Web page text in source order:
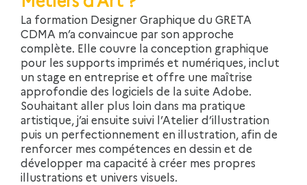
La formation Designer Graphique du GRETA
CDMA m’a convaincue par son approche
complète. Elle couvre la conception graphique
pour les supports imprimés et numériques, inclut
un stage en entreprise et offre une maîtrise
approfondie des logiciels de la suite Adobe.
Souhaitant aller plus loin dans ma pratique
artistique, j’ai ensuite suivi l’Atelier d’illustration
puis un perfectionnement en illustration, afin de
renforcer mes compétences en dessin et de
développer ma capacité à créer mes propres
illustrations et univers visuels.